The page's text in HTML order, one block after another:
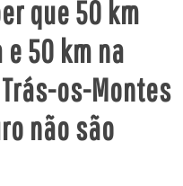
que 50 km
50 km na
os-Montes
não são